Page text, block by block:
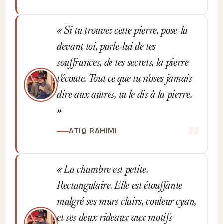
Si tu trouves cette pierre, pose-la
devant toi, parle-lui de tes
souffrances, de tes secrets, la pierre
t'écoute. Tout ce que tu n'oses jamais
dire aux autres, tu le dis à la pierre.
ATIQ RAHIMI
La chambre est petite.
Rectangulaire. Elle est étouffante
malgré ses murs clairs, couleur cyan,
et ses deux rideaux aux motifs